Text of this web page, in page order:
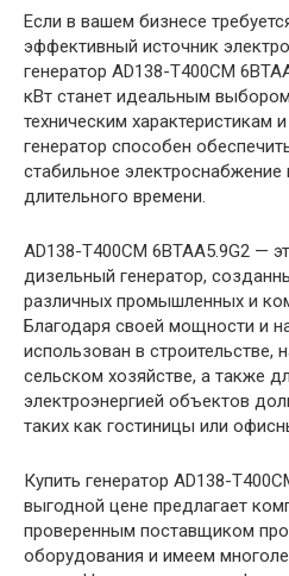
Если в вашем бизнесе
эффективный источник
генератор AD138-T400CM
кВт станет идеальным
техническим характеристикам
генератор способен
стабильное электроснабжение
длительного времени.
AD138-T400CM 6BTAA5.9G2 —
дизельный генератор,
различных промышленных и
Благодаря своей мощности и
использован в строительстве,
сельском хозяйстве, а также
электроэнергией объектов
таких как гостиницы или
Купить генератор AD138-
выгодной цене предлагает
проверенным поставщиком
оборудования и имеем